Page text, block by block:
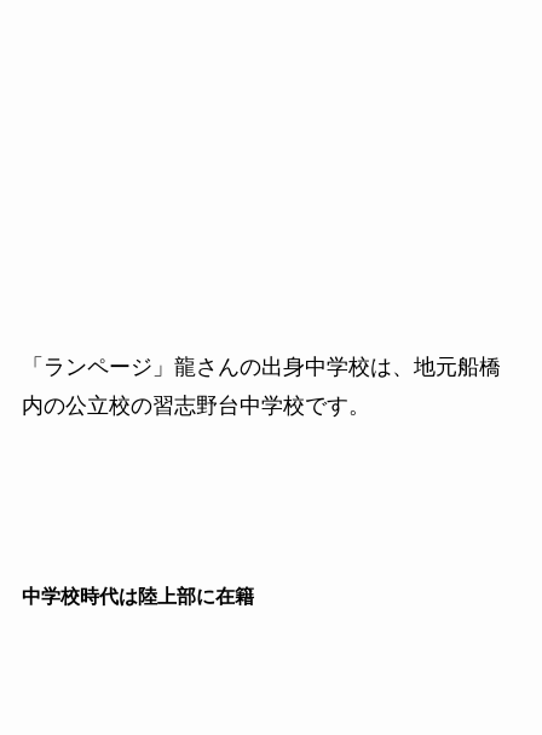
「ランページ」龍さんの出身中学校は、地元船橋
内の公立校の習志野台中学校です。
中学校時代は陸上部に在籍